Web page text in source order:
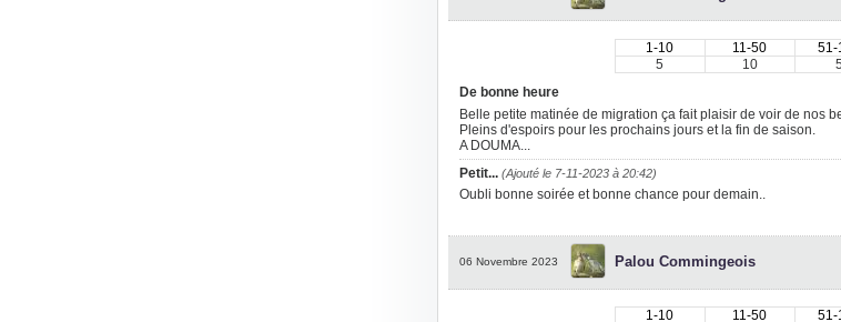
1-10 11-50 51-
5
10 5
De bonne heure
Belle petite matinée de migration ça fait plaisir de voir de nos
Pleins d'espoirs pour les prochains jours et la fin de saison.
A DOUMA...
Petit... (Ajouté le 7-11-2023 à 20:42)
Oubli bonne soirée et bonne chance pour demain..
06 Novembre 2023 Palou Commingeois
1-10 11-50 51-